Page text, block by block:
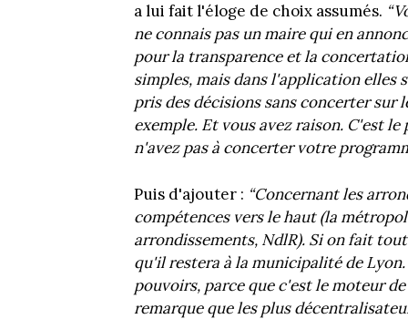
a lui fait l'éloge de choix assumés.
ne connais pas un maire qui en
pour la transparence et la
simples, mais dans l'application elles
pris des décisions sans concerter sur
exemple. Et vous avez raison. C'est
n'avez pas à concerter votre
Puis d'ajouter : “Concernant les
compétences vers le haut (la
arrondissements, NdlR). Si on fait
qu'il restera à la municipalité de
pouvoirs, parce que c'est le moteur
remarque que les plus